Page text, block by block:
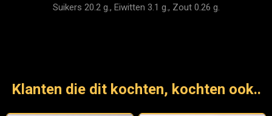
Suikers 20.2 g., Eiwitten 3.1 g., Zout 0.26 g.
Klanten die dit kochten, kochten ook..